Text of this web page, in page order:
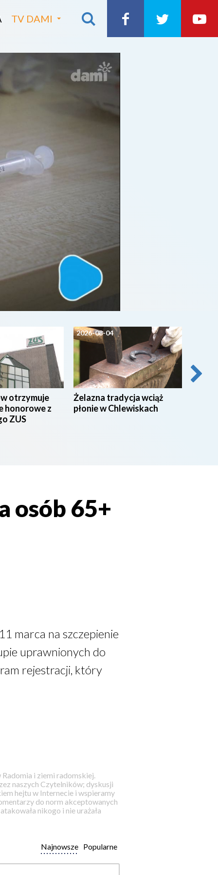
TV DAMI
otrzymuje
honorowe z
ZUS
2026-08-04
Żelazna tradycja wciąż
płonie w Chlewiskach
osób 65+
marca na szczepienie
uprawnionych do
rejestracji, który
i ziemi radomskiej.
naszych Czytelników; dyskusji
hejtu w Internecie i wspieramy
do norm akceptowanych
nikogo i nie urażała
Popularne
Najnowsze